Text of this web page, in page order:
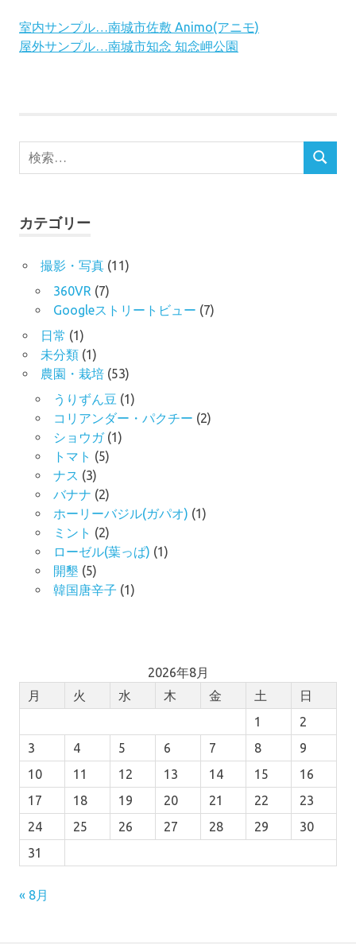
室内サンプル…南城市佐敷 Animo(アニモ)
屋外サンプル…南城市知念 知念岬公園
検
検
カテゴリー
撮影・写真 (11)
360VR (7)
Googleストリートビュー (7)
日常 (1)
未分類(1)
農園・栽培(53)
うりずん豆 (1)
コリアンダー・パクチー (2)
ショウガ(1)
トマト (5)
ナス (3)
バナナ (2)
ホーリーバジル(ガパオ) (1)
ミント (2)
ローゼル(葉っぱ) (1)
開墾 (5)
韓国唐辛子 (1)
2026年8月
月
火 水 木 金 土
日
1
2
3
4 5 6 7 8
9
10
11 12 13 14 15
16
17
18 19 20 21 22
23
24
25 26 27 28 29
30
31
« 8月